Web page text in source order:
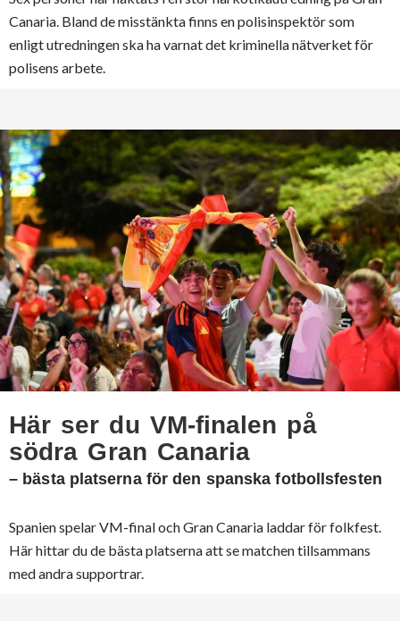
Canaria. Bland de misstänkta finns en polisinspektör som
enligt utredningen ska ha varnat det kriminella nätverket för
polisens arbete.
Här ser du VM-finalen på
södra Gran Canaria
– bästa platserna för den spanska fotbollsfesten
Spanien spelar VM-final och Gran Canaria laddar för folkfest.
Här hittar du de bästa platserna att se matchen tillsammans
med andra supportrar.